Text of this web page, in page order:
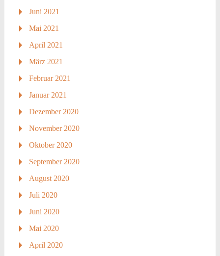
Juni 2021
Mai 2021
April 2021
März 2021
Februar 2021
Januar 2021
Dezember 2020
November 2020
Oktober 2020
September 2020
August 2020
Juli 2020
Juni 2020
Mai 2020
April 2020